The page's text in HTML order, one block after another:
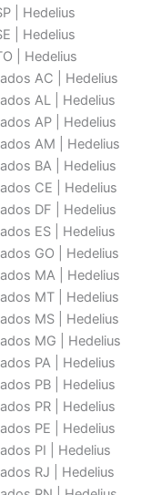
| Hedelius
| Hedelius
| Hedelius
AC | Hedelius
AL | Hedelius
AP | Hedelius
AM | Hedelius
BA | Hedelius
CE | Hedelius
DF | Hedelius
ES | Hedelius
GO | Hedelius
MA | Hedelius
MT | Hedelius
MS | Hedelius
MG | Hedelius
PA | Hedelius
PB | Hedelius
PR | Hedelius
PE | Hedelius
PI | Hedelius
RJ | Hedelius